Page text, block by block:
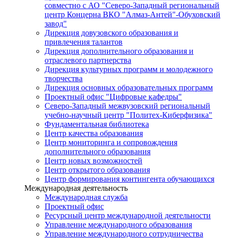
совместно с АО "Северо-Западный региональный
центр Концерна ВКО "Алмаз-Антей"-Обуховский
завод"
Дирекция довузовского образования и
привлечения талантов
Дирекция дополнительного образования и
отраслевого партнерства
Дирекция культурных программ и молодежного
творчества
Дирекция основных образовательных программ
Проектный офис "Цифровые кафедры"
Северо-Западный межвузовский региональный
учебно-научный центр "Политех-Киберфизика"
Фундаментальная библиотека
Центр качества образования
Центр мониторинга и сопровождения
дополнительного образования
Центр новых возможностей
Центр открытого образования
Центр формирования контингента обучающихся
Международная деятельность
Международная служба
Проектный офис
Ресурсный центр международной деятельности
Управление международного образования
Управление международного сотрудничества